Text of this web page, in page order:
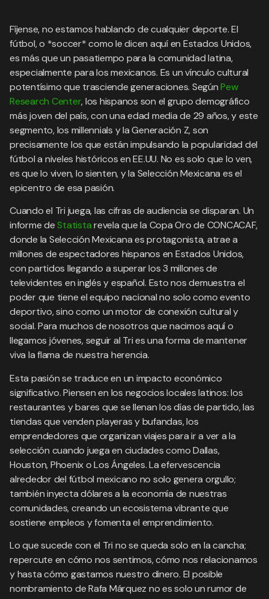
Fíjense, no estamos hablando de cualquier deporte. El
fútbol, o *soccer* como le dicen aquí en Estados Unidos,
es más que un pasatiempo para la comunidad latina,
especialmente para los mexicanos. Es un vínculo cultural
potentísimo que trasciende generaciones. SegúnPew
Research Center, los hispanos son el grupo demográfico
más joven del país, con una edad media de 29 años, y este
segmento, los millennials y la Generación Z, son
precisamente los que están impulsando la popularidad del
fútbol a niveles históricos en EE.UU. No es solo que lo ven,
es que lo viven, lo sienten, y la Selección Mexicana es el
epicentro de esa pasión.
Cuando el Tri juega, las cifras de audiencia se disparan. Un
informe deStatistarevela que la Copa Oro de CONCACAF,
donde la Selección Mexicana es protagonista, atrae a
millones de espectadores hispanos en Estados Unidos,
con partidos llegando a superar los 3 millones de
televidentes en inglés y español. Esto nos demuestra el
poder que tiene el equipo nacional no solo como evento
deportivo, sino como un motor de conexión cultural y
social. Para muchos de nosotros que nacimos aquí o
llegamos jóvenes, seguir al Tri es una forma de mantener
viva la flama de nuestra herencia.
Esta pasión se traduce en un impacto económico
significativo. Piensen en los negocios locales latinos: los
restaurantes y bares que se llenan los días de partido, las
tiendas que venden playeras y bufandas, los
emprendedores que organizan viajes para ir a ver a la
selección cuando juega en ciudades como Dallas,
Houston, Phoenix o Los Ángeles. La efervescencia
alrededor del fútbol mexicano no solo genera orgullo;
también inyecta dólares a la economía de nuestras
comunidades, creando un ecosistema vibrante que
sostiene empleos y fomenta el emprendimiento.
Lo que sucede con el Tri no se queda solo en la cancha;
repercute en cómo nos sentimos, cómo nos relacionamos
y hasta cómo gastamos nuestro dinero. El posible
nombramiento de Rafa Márquez no es solo un rumor de